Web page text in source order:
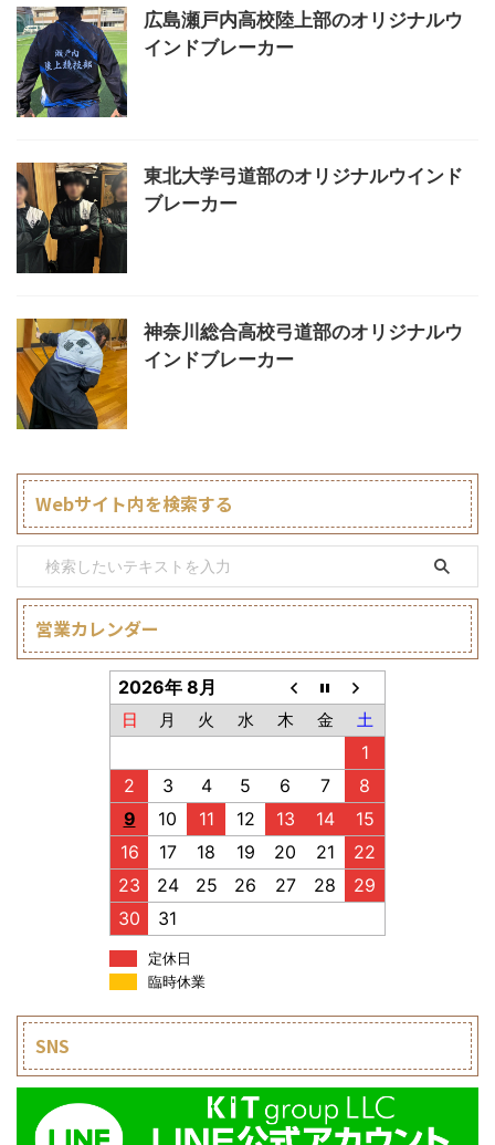
広島瀬戸内高校陸上部のオリジナルウ
インドブレーカー
東北大学弓道部のオリジナルウインド
ブレーカー
神奈川総合高校弓道部のオリジナルウ
インドブレーカー
Webサイト内を検索する
営業カレンダー
2026年 8月
日 月 火 水 木 金 土
1
2
3 4 5 6 7
8
9
10 11 12 13 14
15
16
17 18 19 20 21
22
23
24 25 26 27 28
29
30
31
定休日
臨時休業
SNS